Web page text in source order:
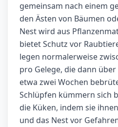
gemeinsam nach einem
den Ästen von Bäumen
Nest wird aus
bietet Schutz vor
legen normalerweise
pro Gelege, die dann
etwa zwei Wochen
Schlüpfen kümmern sich
die Küken, indem sie
und das Nest vor